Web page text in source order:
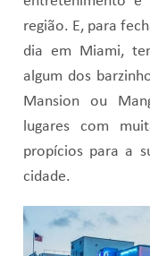
região. E, para
dia em Miami,
algum dos
Mansion ou
lugares com
propícios para a
cidade.